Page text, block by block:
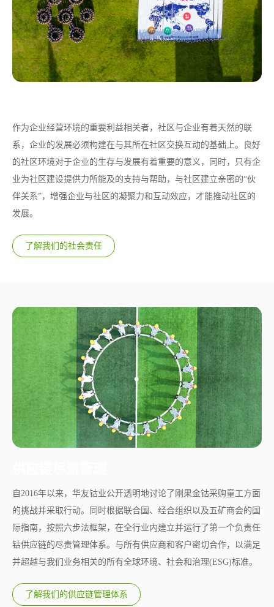
作为企业经营环境的重要利益相关者，社区与企业有着天然的联
系，企业的发展必须构建在与其所在社区交换互动的基础上。良好
的社区环境对于企业的生存与发展有着重要的意义，同时，只有企
业为社区建设提供力所能及的支持与帮助，与社区建立亲密的“伙
伴关系”，增强企业与社区的凝聚力和互动效应，才能推动社区的
发展。
了解我们的社会责任
自2016年以来，华友钴业公开透明地讨论了刚果金钴采购童工方面
的挑战并采取行动。同时根据联合国、经合组织以及五矿商会的国
际指南，按照六步法框架，在全行业内建立并运行了第一个负责任
钴供应链的尽责管理体系。与所有供应商和客户密切合作，以满足
并超越与我们业务相关的所有全球环境、社会和治理(ESG)标准。
了解我们的供应链管理体系